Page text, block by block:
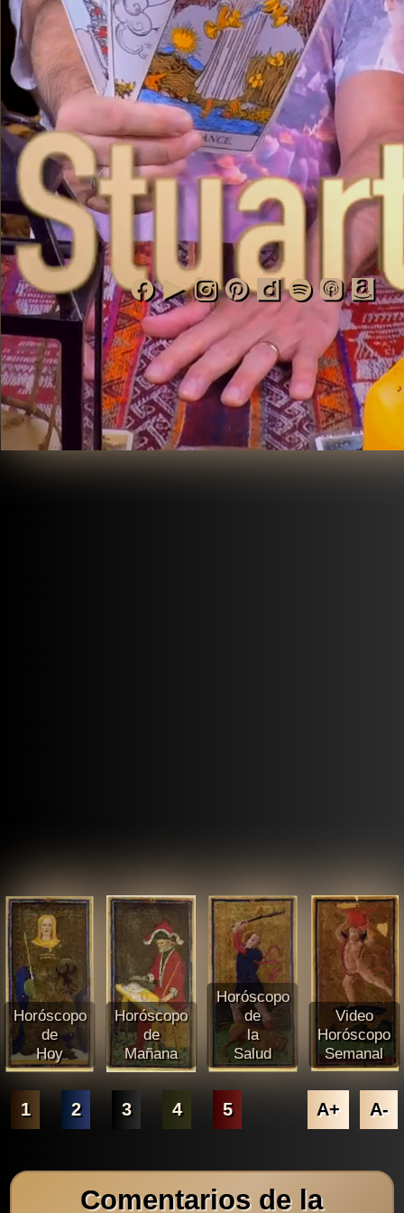
Horóscopo
de
Hoy
Horóscopo
de
Mañana
Horóscopo
de
la
Salud
Video
Horóscopo
Semanal
1 2 3 4 5 A+ A-
Comentarios de la